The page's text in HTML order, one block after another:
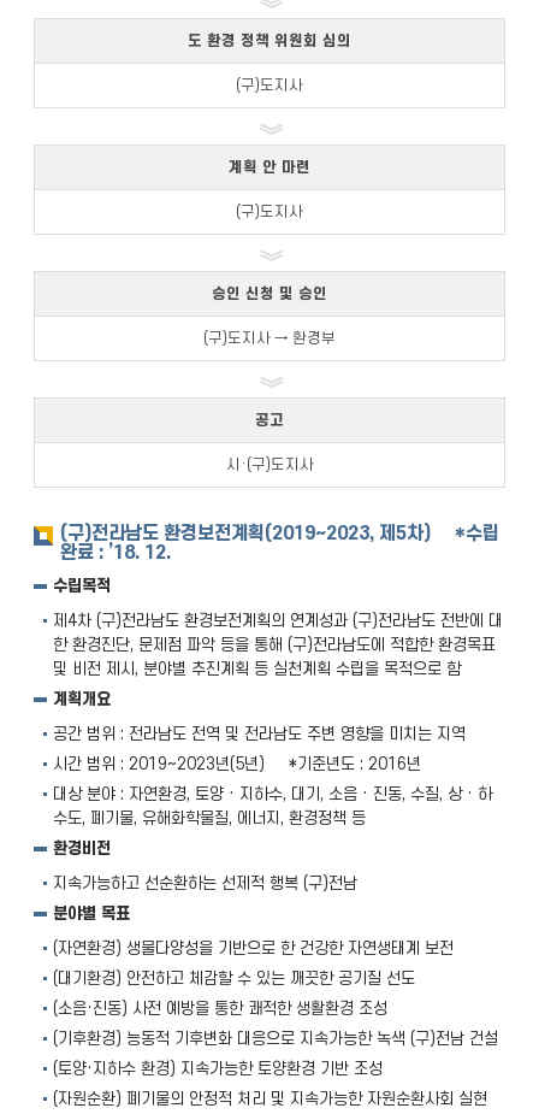
도 환경 정책 위원회 심의
(구)도지사
계획 안 마련
(구)도지사
승인 신청 및 승인
(구)도지사 → 환경부
공고
시·(구)도지사
(구)전라남도 환경보전계획(2019~2023, 제5차) *수립
완료 : ’18. 12.
수립목적
제4차 (구)전라남도 환경보전계획의 연계성과 (구)전라남도 전반에 대
한 환경진단, 문제점 파악 등을 통해 (구)전라남도에 적합한 환경목표
및 비전 제시, 분야별 추진계획 등 실천계획 수립을 목적으로 함
계획개요
공간 범위 : 전라남도 전역 및 전라남도 주변 영향을 미치는 지역
시간 범위 : 2019~2023년(5년) *기준년도 : 2016년
대상 분야 : 자연환경, 토양 · 지하수, 대기, 소음 · 진동, 수질, 상 · 하
수도, 폐기물, 유해화학물질, 에너지, 환경정책 등
환경비전
지속가능하고 선순환하는 선제적 행복 (구)전남
분야별 목표
(자연환경) 생물다양성을 기반으로 한 건강한 자연생태계 보전
(대기환경) 안전하고 체감할 수 있는 깨끗한 공기질 선도
(소음·진동) 사전 예방을 통한 쾌적한 생활환경 조성
(기후환경) 능동적 기후변화 대응으로 지속가능한 녹색 (구)전남 건설
(토양·지하수 환경) 지속가능한 토양환경 기반 조성
(자원순환) 폐기물의 안정적 처리 및 지속가능한 자원순환사회 실현